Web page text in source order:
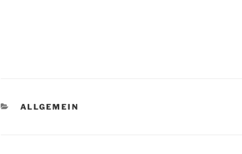
KATEGORIEN
ALLGEMEIN